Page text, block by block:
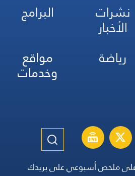
نشرات
الأخبار
البرامج
رياضة مواقع
وخدمات
ملخص أسبوعي على بريدك